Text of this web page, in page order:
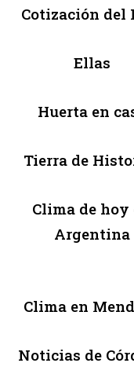
Cotización del
Ellas
Huerta en
Tierra de
Clima de hoy
Argentina
Clima en
Noticias de